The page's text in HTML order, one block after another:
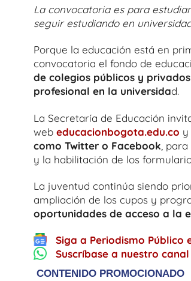
La convocatoria es para
seguir estudiando en
Porque la educación está en
convocatoria el fondo de
de colegios públicos y privados
profesional en la universidad.
La Secretaría de Educación
web educacionbogota.edu.co y
como Twitter o Facebook ,
y la habilitación de los
La juventud continúa siendo
ampliación de los cupos y
oportunidades de acceso a la
Siga a Periodismo Público
Suscríbase a nuestro